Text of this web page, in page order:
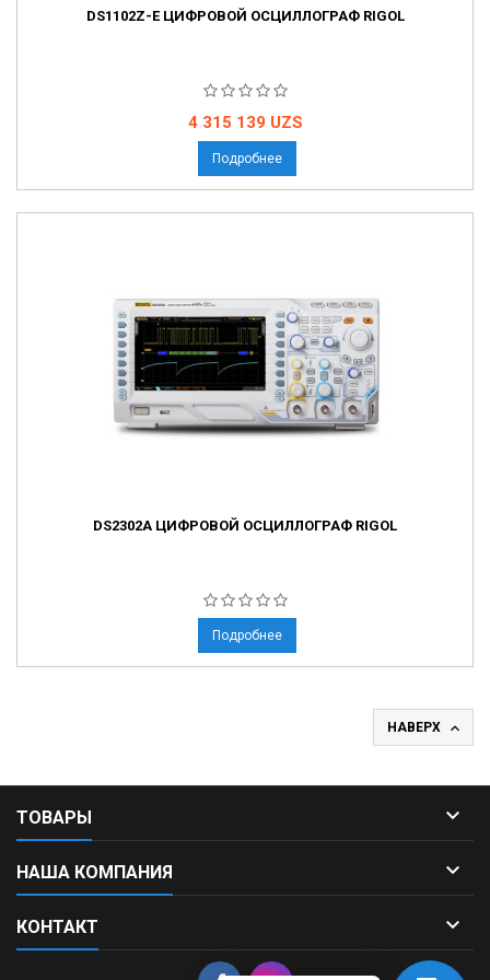
DS1102Z-E ЦИФРОВОЙ ОСЦИЛЛОГРАФ RIGOL
Цена
4 315 139 UZS
Подробнее
DS2302A ЦИФРОВОЙ ОСЦИЛЛОГРАФ RIGOL
Подробнее
НАВЕРХ 
ТОВАРЫ 
НАША КОМПАНИЯ 
КОНТАКТ 